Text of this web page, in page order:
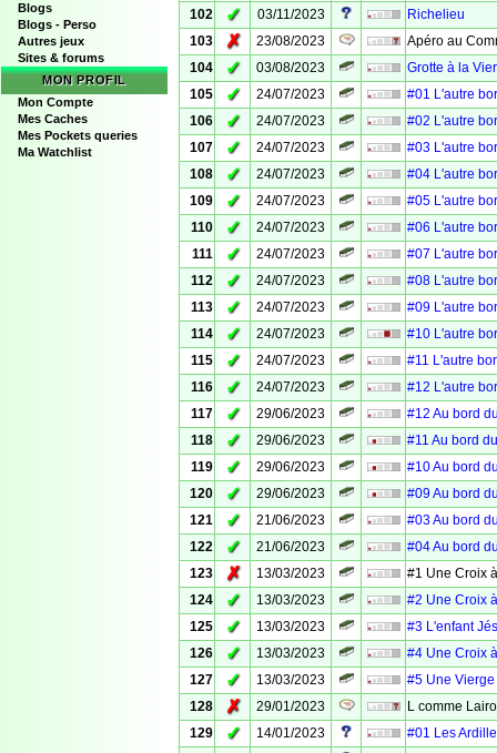
Blogs
Blogs - Perso
Autres jeux
Sites & forums
MON PROFIL
Mon Compte
Mes Caches
Mes Pockets queries
Ma Watchlist
102
✓ 03/11/2023
Richelieu
103
✗ 23/08/2023
Apéro au
104
✓ 03/08/2023
Grotte à la
105
✓ 24/07/2023
#01 L'autre
106
✓ 24/07/2023
#02 L'autre
107
✓ 24/07/2023
#03 L'autre
108
✓ 24/07/2023
#04 L'autre
109
✓ 24/07/2023
#05 L'autre
110
✓ 24/07/2023
#06 L'autre
111
✓ 24/07/2023
#07 L'autre
112
✓ 24/07/2023
#08 L'autre
113
✓ 24/07/2023
#09 L'autre
114
✓ 24/07/2023
#10 L'autre
115
✓ 24/07/2023
#11 L'autre
116
✓ 24/07/2023
#12 L'autre
117
✓ 29/06/2023
#12 Au bord
118
✓ 29/06/2023
#11 Au bord
119
✓ 29/06/2023
#10 Au bord
120
✓ 29/06/2023
#09 Au bord
121
✓ 21/06/2023
#03 Au bord
122
✓ 21/06/2023
#04 Au bord
123
✗ 13/03/2023
#1 Une Croix
124
✓ 13/03/2023
#2 Une Croix
125
✓ 13/03/2023
#3 L'enfant
126
✓ 13/03/2023
#4 Une Croix
127
✓ 13/03/2023
#5 Une
128
✗ 29/01/2023
L comme
129
✓ 14/01/2023
#01 Les